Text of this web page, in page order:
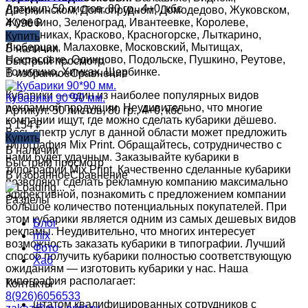
Дзержинском, Долгопрудном, Домодедово, Жуковском,
Жулебино, Зеленоград, Ивантеевке, Королеве,
Котельниках, Красково, Красногорске, Лыткарино,
Люберцах, Малаховке, Московский, Мытищах,
Некрасовке, Одинцово, Подольске, Пушкино, Реутове,
Томилино, Химках, Щербинке.
Кубарики — один из наиболее популярных видов
рекламной продукции. Неудивительно, что многие
компании ищут, где можно сделать кубарики дёшево.
Весь спектр услуг в данной области может предложить
типография Mix Print. Обращайтесь, сотрудничество с
нами будет удачным. Заказывайте кубарики в
типографии Mix Print. Качественно сделанные кубарики
позволяют сделать рекламную компанию максимально
эффективной, познакомить с предложением компании
большое количество потенциальных покупателей. При
этом кубарики является одним из самых дешевых видов
рекламы. Неудивительно, что многих интересует
возможность заказать кубарики в типографии. Лучший
способ получить кубарики полностью соответствующую
ожиданиям — изготовить кубарики у нас. Наша
типография располагает:
штатом квалифицированных сотрудников с
Артикул: 50 листов, 80 гр., 4+0, кбс
4 096₽
Купить
В наличии
Быстрый просмотр
В избранноеСравнение
Кубарики 90*90 мм.
Артикул: 50 листов, 80 гр., 4+0, кбс
5 154₽
Купить
В наличии
Быстрый просмотр
В избранноеСравнение
Разделы
Блог
mix
Фото
Хаб
Контакты
8(926)6056533